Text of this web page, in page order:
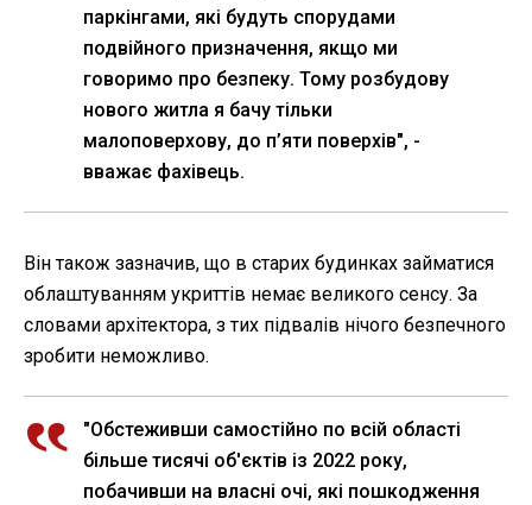
паркінгами, які будуть спорудами
подвійного призначення, якщо ми
говоримо про безпеку. Тому розбудову
нового житла я бачу тільки
малоповерхову, до п’яти поверхів", -
вважає фахівець.
Він також зазначив, що в старих будинках займатися
облаштуванням укриттів немає великого сенсу. За
словами архітектора, з тих підвалів нічого безпечного
зробити неможливо.
"Обстеживши самостійно по всій області
більше тисячі об'єктів із 2022 року,
побачивши на власні очі, які пошкодження